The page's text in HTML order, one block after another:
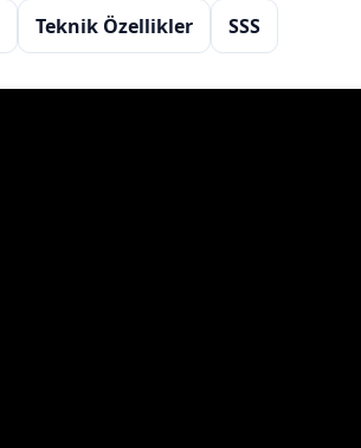
Teknik Özellikler SSS